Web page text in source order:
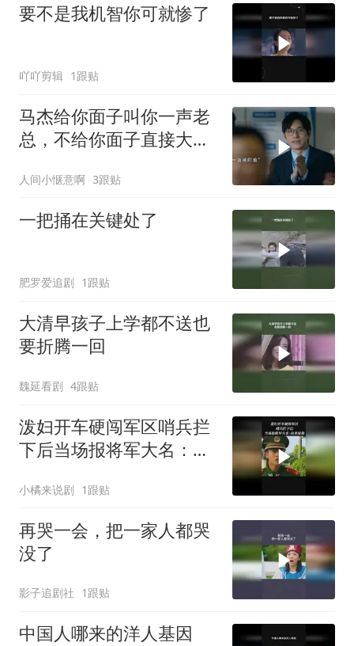
要不是我机智你可就惨了
吖吖剪辑 1跟贴
马杰给你面子叫你一声老
总，不给你面子直接大嘴
人间小惬意啊 3跟贴
一把捅在关键处了
肥罗爱追剧 1跟贴
大清早孩子上学都不送也
要折腾一回
魏延看剧 4跟贴
泼妇开车硬闯军区哨兵拦
下后当场报将军大名：出
小橘来说剧 1跟贴
再哭一会，把一家人都哭
没了
影子追剧社 1跟贴
中国人哪来的洋人基因